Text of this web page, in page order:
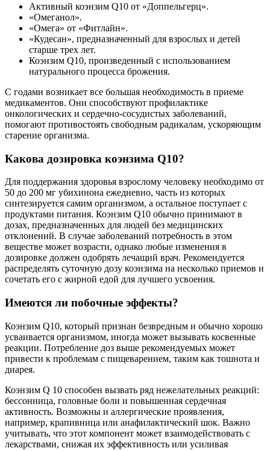
Активный коэнзим Q10 от «Доппельгерц».
«Омеганол».
«Омега» от «Фитлайн».
«Кудесан», предназначенный для взрослых и детей
старше трех лет.
Коэнзим Q10, произведенный с использованием
натурального процесса брожения.
С годами возникает все большая необходимость в приеме
медикаментов. Они способствуют профилактике
онкологических и сердечно-сосудистых заболеваний,
помогают противостоять свободным радикалам, ускоряющим
старение организма.
Какова дозировка коэнзима Q10?
Для поддержания здоровья взрослому человеку необходимо от
50 до 200 мг убихинона ежедневно, часть из которых
синтезируется самим организмом, а остальное поступает с
продуктами питания. Коэнзим Q10 обычно принимают в
дозах, предназначенных для людей без медицинских
отклонений. В случае заболеваний потребность в этом
веществе может возрасти, однако любые изменения в
дозировке должен одобрять лечащий врач. Рекомендуется
распределять суточную дозу коэнзима на несколько приемов и
сочетать его с жирной едой для лучшего усвоения.
Имеются ли побочные эффекты?
Коэнзим Q10, который признан безвредным и обычно хорошо
усваивается организмом, иногда может вызывать косвенные
реакции. Потребление доз выше рекомендуемых может
привести к проблемам с пищеварением, таким как тошнота и
диарея.
Коэнзим Q 10 способен вызвать ряд нежелательных реакций:
бессонница, головные боли и повышенная сердечная
активность. Возможны и аллергические проявления,
например, крапивница или анафилактический шок. Важно
учитывать, что этот компонент может взаимодействовать с
лекарствами, снижая их эффективность или усиливая